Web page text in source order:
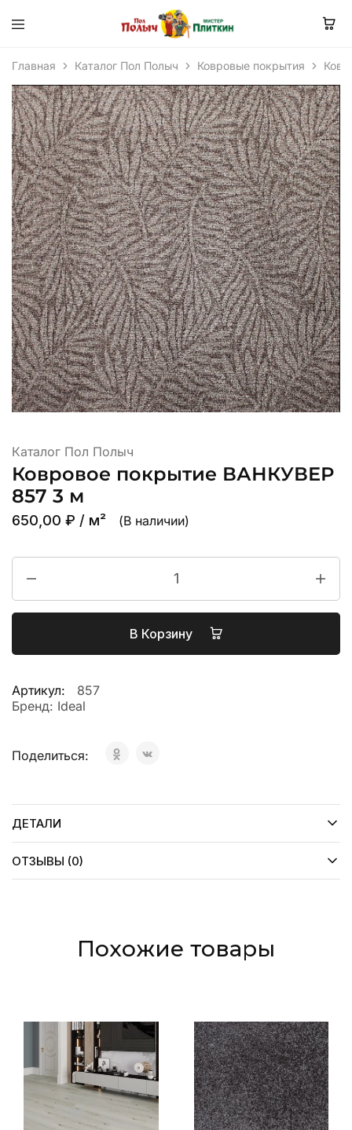
Главная Каталог Пол Полыч Ковровые покрытия
Каталог Пол Полыч
Ковровое покрытие ВАНКУВЕР
857 3 м
650,00 ₽ / м² (В наличии)
В Корзину
Артикул:
857
Бренд: Ideal
Поделиться:
ДЕТАЛИ
ОТЗЫВЫ (0)
Похожие товары